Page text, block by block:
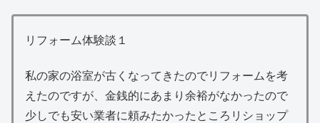
リフォーム体験談１
私の家の浴室が古くなってきたのでリフォームを考
えたのですが、金銭的にあまり余裕がなかったので
少しでも安い業者に頼みたかったところリショップ